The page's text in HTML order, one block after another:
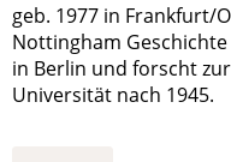
geb. 1977 in Frankfurt/
Nottingham
in Berlin und forscht
Universität nach 1945.